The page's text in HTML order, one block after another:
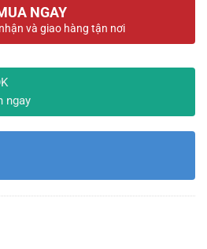
NGAY
và giao hàng tận nơi
ngay